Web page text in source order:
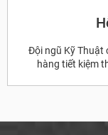
Đội ngũ Kỹ Thuật
hàng tiết kiệm